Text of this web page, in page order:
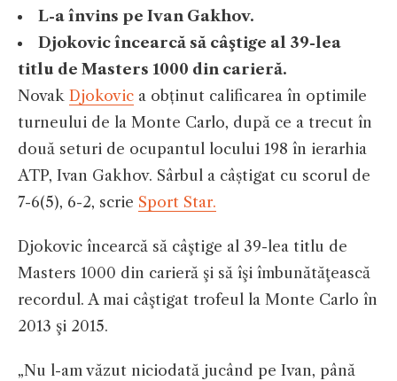
L-a învins pe Ivan Gakhov.
Djokovic încearcă să câştige al 39-lea
titlu de Masters 1000 din carieră.
Novak Djokovic a obținut calificarea în optimile
turneului de la Monte Carlo, după ce a trecut în
două seturi de ocupantul locului 198 în ierarhia
ATP, Ivan Gakhov. Sârbul a câștigat cu scorul de
7-6(5), 6-2, scrie Sport Star.
Djokovic încearcă să câştige al 39-lea titlu de
Masters 1000 din carieră şi să îşi îmbunătăţească
recordul. A mai câştigat trofeul la Monte Carlo în
2013 şi 2015.
„Nu l-am văzut niciodată jucând pe Ivan, până